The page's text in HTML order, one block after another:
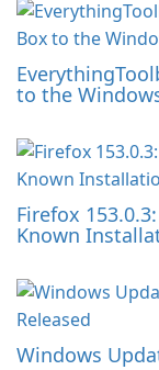
to the
Firefox
Known
Windows